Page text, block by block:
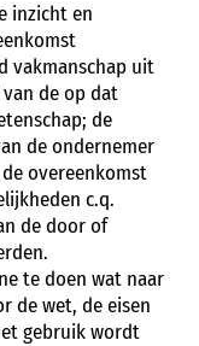
inzicht en
vakmanschap uit
de op dat
de
de ondernemer
overeenkomst
c.q.
de door of
te doen wat naar
de wet, de eisen
gebruik wordt